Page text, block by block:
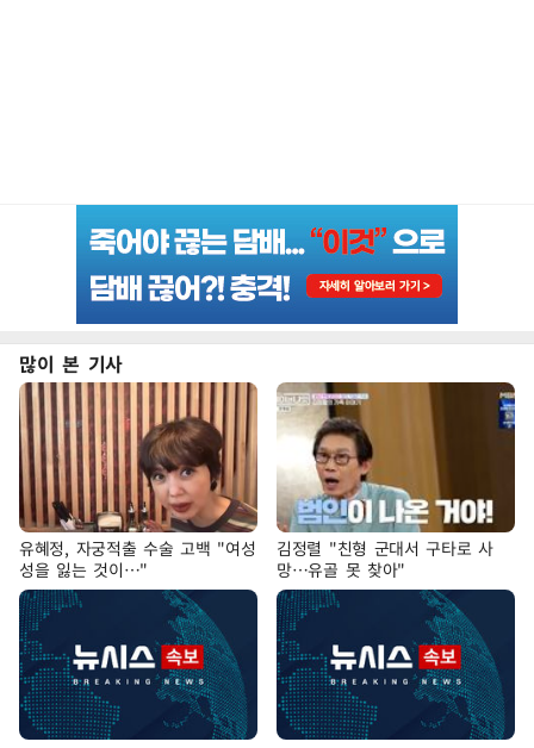
많이 본 기사
유혜정, 자궁적출 수술 고백 "여성
성을 잃는 것이…"
김정렬 "친형 군대서 구타로 사
망…유골 못 찾아"